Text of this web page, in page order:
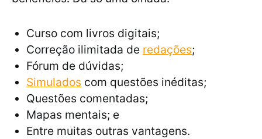
Curso com livros digitais;
Correção ilimitada de redações;
Fórum de dúvidas;
Simulados com questões inéditas;
Questões comentadas;
Mapas mentais; e
Entre muitas outras vantagens.